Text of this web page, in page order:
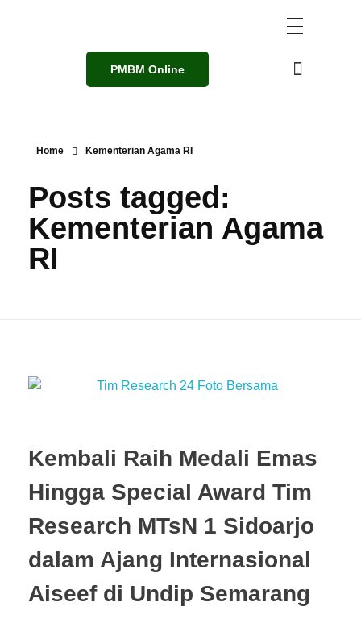
PMBM Online
Home Kementerian Agama RI
Posts tagged:
Kementerian Agama
RI
Kembali Raih Medali Emas
Hingga Special Award Tim
Research MTsN 1 Sidoarjo
dalam Ajang Internasional
Aiseef di Undip Semarang